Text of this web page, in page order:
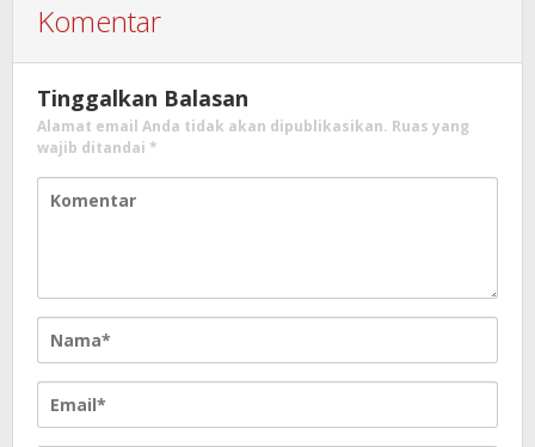
Komentar
Tinggalkan Balasan
Alamat email Anda tidak akan dipublikasikan. Ruas yang
wajib ditandai *